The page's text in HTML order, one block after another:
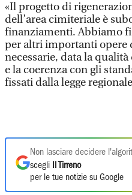
«Il progetto di
dell’area cimiteriale è
finanziamenti. Abbiamo
per altri importanti opere
necessarie, data la
e la coerenza con gli
fissati dalla legge
Non lasciare decidere
scegli
Il Tirreno
per le tue notizie su Google